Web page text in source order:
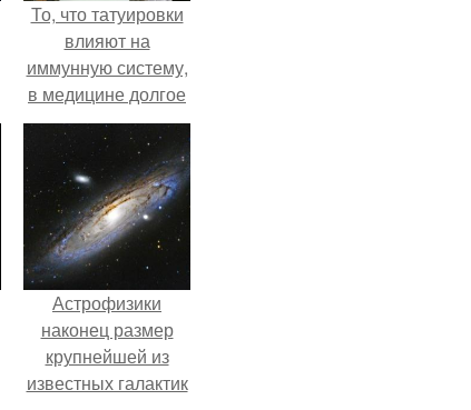
То, что татуировки
влияют на
иммунную систему,
в медицине долгое
время
рассматривалось
лишь как гипотеза.
Астрофизики
наконец размер
крупнейшей из
известных галактик